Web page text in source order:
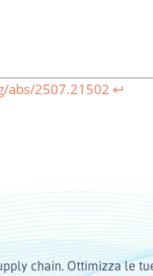
abs/2507.21502 ↩︎
chain. Ottimizza le